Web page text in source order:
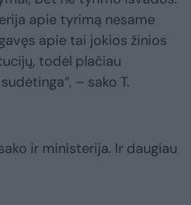
apie tyrimą nesame
apie tai jokios žinios
todėl plačiau
– sako T.
ir ministerija. Ir daugiau